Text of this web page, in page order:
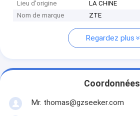
Lieu d'origine
LA CHINE
Nom de marque
ZTE
Regardez plus
Coordonnées
Mr. thomas@gzseeker.com